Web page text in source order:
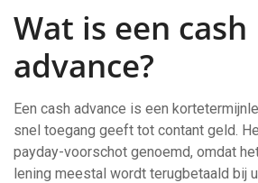
Wat is een cash
advance?
Een cash advance is een
snel toegang geeft tot contant geld.
payday-voorschot genoemd, omdat
lening meestal wordt terugbetaald bij